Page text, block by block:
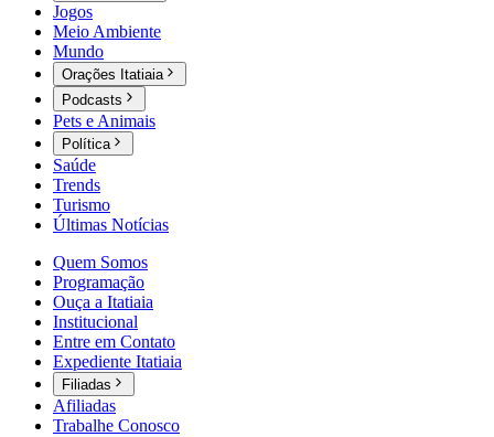
Jogos
Meio Ambiente
Mundo
Orações Itatiaia
Podcasts
Pets e Animais
Política
Saúde
Trends
Turismo
Últimas Notícias
Quem Somos
Programação
Ouça a Itatiaia
Institucional
Entre em Contato
Expediente Itatiaia
Filiadas
Afiliadas
Trabalhe Conosco